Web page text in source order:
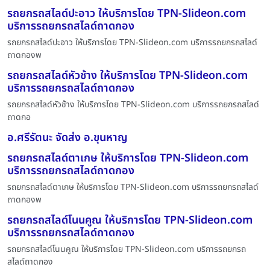
รถยกรถสไลด์ปะอาว ให้บริการโดย TPN-Slideon.com
บริการรถยกรถสไลด์ถาดกอง
รถยกรถสไลด์ปะอาว ให้บริการโดย TPN-Slideon.com บริการรถยกรถสไลด์
ถาดกองพ
รถยกรถสไลด์หัวช้าง ให้บริการโดย TPN-Slideon.com
บริการรถยกรถสไลด์ถาดกอง
รถยกรถสไลด์หัวช้าง ให้บริการโดย TPN-Slideon.com บริการรถยกรถสไลด์
ถาดกอ
อ.ศรีรัตนะ จัดส่ง อ.ขุนหาญ
รถยกรถสไลด์ตาเกษ ให้บริการโดย TPN-Slideon.com
บริการรถยกรถสไลด์ถาดกอง
รถยกรถสไลด์ตาเกษ ให้บริการโดย TPN-Slideon.com บริการรถยกรถสไลด์
ถาดกองพ
รถยกรถสไลด์โนนคูณ ให้บริการโดย TPN-Slideon.com
บริการรถยกรถสไลด์ถาดกอง
รถยกรถสไลด์โนนคูณ ให้บริการโดย TPN-Slideon.com บริการรถยกรถ
สไลด์ถาดกอง